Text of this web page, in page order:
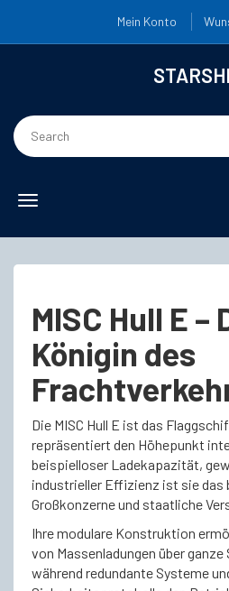
Mein Konto
Toggle
MISC Hull E –
Königin des
Die MISC Hull E ist das
repräsentiert den Höhepunkt
beispielloser Ladekapazität,
industrieller Effizienz ist sie
Großkonzerne und staatliche
Ihre modulare Konstruktion
von Massenladungen über
während redundante Systeme